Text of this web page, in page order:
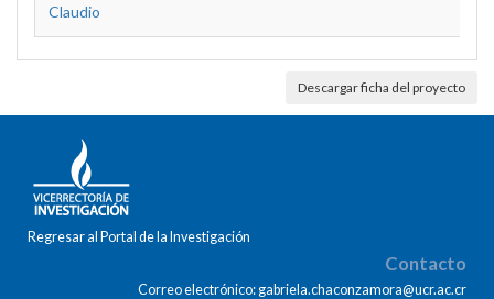
Claudio
Descargar ficha del proyecto
Regresar al Portal de la Investigación
Contacto
Correo electrónico: gabriela.chaconzamora@ucr.ac.cr